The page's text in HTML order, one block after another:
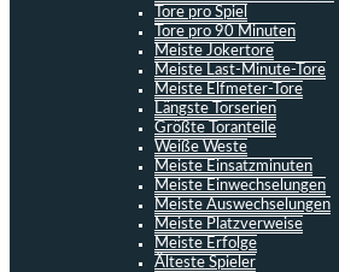
Tore pro Spiel
Tore pro 90 Minuten
Meiste Jokertore
Meiste Last-Minute-Tore
Meiste Elfmeter-Tore
Längste Torserien
Größte Toranteile
Weiße Weste
Meiste Einsatzminuten
Meiste Einwechselungen
Meiste Auswechselungen
Meiste Platzverweise
Meiste Erfolge
Älteste Spieler